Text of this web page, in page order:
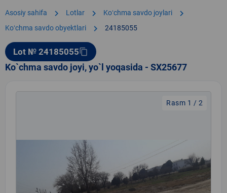
Asosiy sahifa chevron_right Lotlar chevron_right Koʻchma savdo joylari chevron_right
Koʻchma savdo obyektlari chevron_right 24185055
Lot № 24185055content_copy
Ko`chma savdo joyi, yo`l yoqasida - SX25677
Rasm 1 / 2